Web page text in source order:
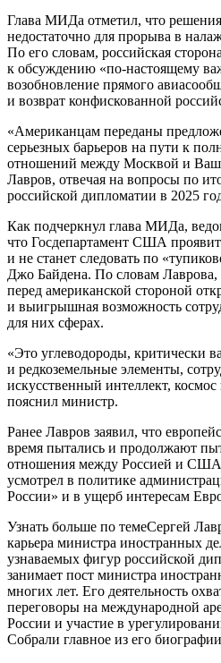
Глава МИДа отметил, что
недостаточно для прорыва в
По его словам, российская
к обсуждению «по-настоящему
возобновление прямого
и возврат конфискованной
«Американцам переданы
серьезных барьеров на пути к
отношений между Москвой и
Лавров, отвечая на вопросы по
российской дипломатии в 2025
Как подчеркнул глава МИДа,
что Госдепартамент США
и не станет следовать по
Джо Байдена. По словам Лаврова,
перед американской стороной
и выигрышная возможность
для них сферах.
«Это углеводороды, критически
и редкоземельные элементы,
искусственный интеллект,
пояснил министр.
Ранее Лавров заявил, что
время пытались и продолжают
отношения между Россией и
усмотрел в политике
России» и в ущерб интересам
Узнать больше по темеСергей
карьера министра иностранных
узнаваемых фигур российской
занимает пост министра
многих лет. Его деятельность
переговоры на международной
России и участие в
Собрали главное из его